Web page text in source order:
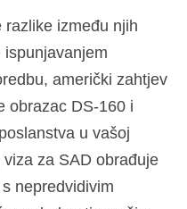
razlike između njih
ispunjavanjem
američki zahtjev
obrazac DS-160 i
u vašoj
za SAD obrađuje
nepredvidivim